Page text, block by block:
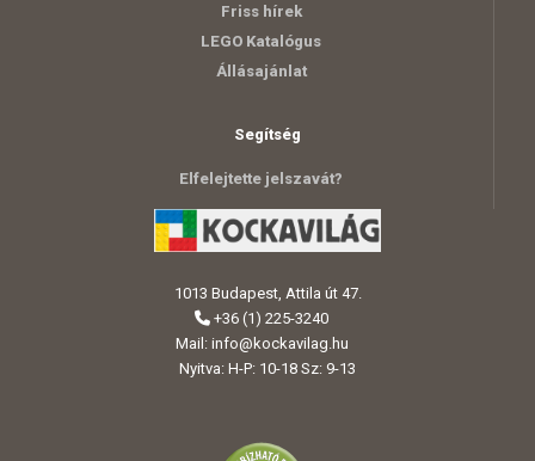
Friss hírek
LEGO Katalógus
Állásajánlat
Segítség
Elfelejtette jelszavát?
1013 Budapest, Attila út 47.
+36 (1) 225-3240
Mail: info@kockavilag.hu
Nyitva: H-P: 10-18 Sz: 9-13